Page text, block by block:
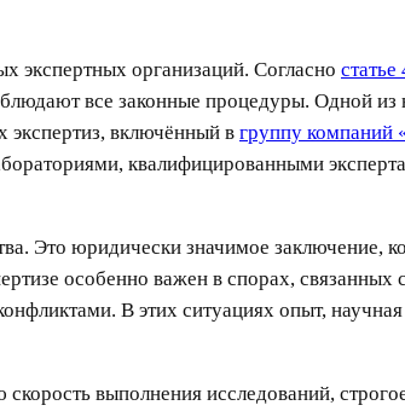
экспертных организаций. Согласно
все законные процедуры. Одной из
включённый в группу компаний
квалифицированными
Это юридически значимое заключение,
особенно важен в спорах,
В этих ситуациях опыт,
выполнения исследований,